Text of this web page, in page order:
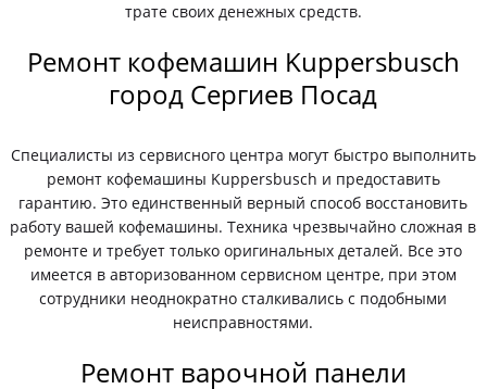
трате своих денежных средств.
Ремонт кофемашин Kuppersbusch
город Сергиев Посад
Специалисты из сервисного центра могут быстро выполнить
ремонт кофемашины Kuppersbusch и предоставить
гарантию. Это единственный верный способ восстановить
работу вашей кофемашины. Техника чрезвычайно сложная в
ремонте и требует только оригинальных деталей. Все это
имеется в авторизованном сервисном центре, при этом
сотрудники неоднократно сталкивались с подобными
неисправностями.
Ремонт варочной панели